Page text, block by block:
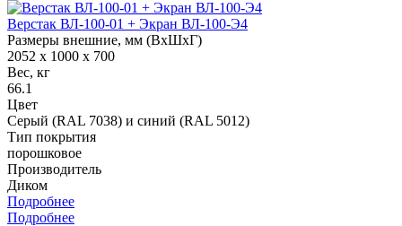
Верстак ВЛ-100-01 + Экран ВЛ-100-Э4
Размеры внешние, мм (ВхШхГ)
2052 x 1000 x 700
Вес, кг
66.1
Цвет
Серый (RAL 7038) и синий (RAL 5012)
Тип покрытия
порошковое
Производитель
Диком
Подробнее
Подробнее